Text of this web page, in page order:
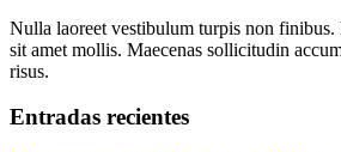
Nulla laoreet vestibulum turpis non
sit amet mollis. Maecenas sollicitudin
risus.
Entradas recientes